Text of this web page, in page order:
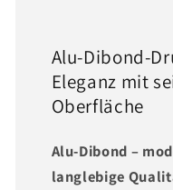
Alu-Dibond-
Eleganz mit
Oberfläche
Alu-Dibond –
langlebige